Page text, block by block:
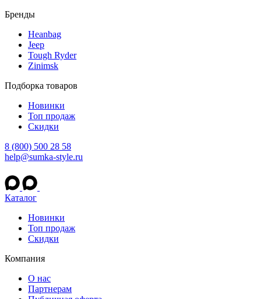
Бренды
Heanbag
Jeep
Tough Ryder
Zinimsk
Подборка товаров
Новинки
Топ продаж
Скидки
8 (800) 500 28 58
help@sumka-style.ru
Каталог
Новинки
Топ продаж
Скидки
Компания
О нас
Партнерам